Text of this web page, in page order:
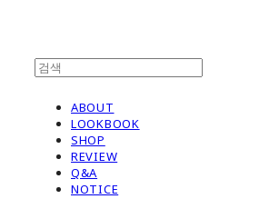
ABOUT
LOOKBOOK
SHOP
REVIEW
Q&A
NOTICE